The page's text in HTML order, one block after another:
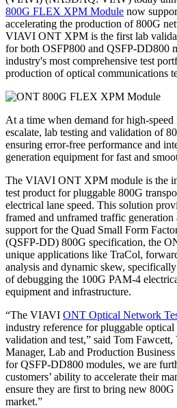
800G FLEX XPM Module now
accelerating the production of 800G
VIAVI ONT XPM is the first lab
for both OSFP800 and QSFP-DD800
industry's most comprehensive test
production of optical communications
At a time when demand for high-
escalate, lab testing and validation of
ensuring error-free performance and
generation equipment for fast and
The VIAVI ONT XPM module is the
test product for pluggable 800G
electrical lane speed. This solution
framed and unframed traffic
support for the Quad Small Form
(QSFP-DD) 800G specification, the
unique applications like TraCol,
analysis and dynamic skew,
of debugging the 100G PAM-4
equipment and infrastructure.
“The VIAVI ONT Optical Network
industry reference for pluggable
validation and test,” said Tom Fawcett,
Manager, Lab and Production
for QSFP-DD800 modules, we are
customers’ ability to accelerate their
ensure they are first to bring new
market.”